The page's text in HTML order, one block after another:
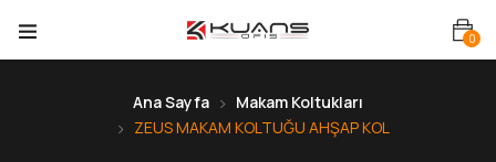
0
Ana Sayfa
Makam Koltukları
ZEUS MAKAM KOLTUĞU AHŞAP KOL